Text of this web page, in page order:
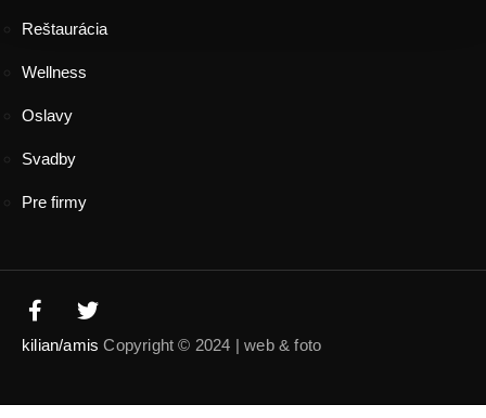
Reštaurácia
Wellness
Oslavy
Svadby
Pre firmy
kilian/amis Copyright © 2024 | web & foto